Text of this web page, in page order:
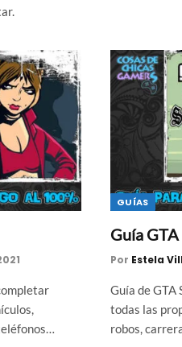
GUÍAS
Guía
Por Estela
Guía de
todas las
robos,